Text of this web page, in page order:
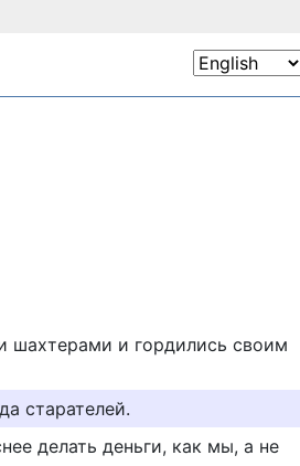
шахтерами и гордились своим
старателей.
делать деньги, как мы, а не